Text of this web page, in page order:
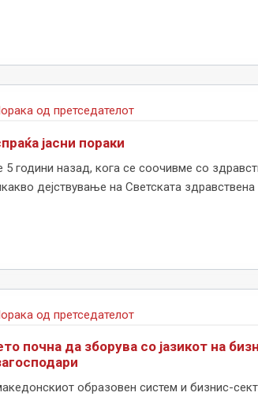
од претседателот
јасни пораки
5 години назад, кога се соочивме со
дејствување на Светската здравствена
од претседателот
почна да зборува со јазикот на
образовен систем и бизнис-